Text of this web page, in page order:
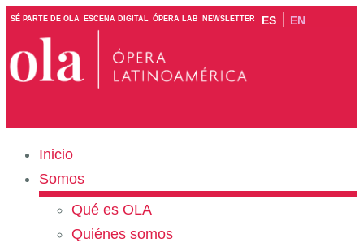
SÉ PARTE DE OLA ESCENA DIGITAL ÓPERA LAB NEWSLETTER ES EN
Inicio
Somos
Qué es OLA
Quiénes somos